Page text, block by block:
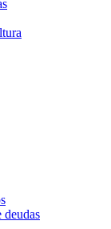
deudas